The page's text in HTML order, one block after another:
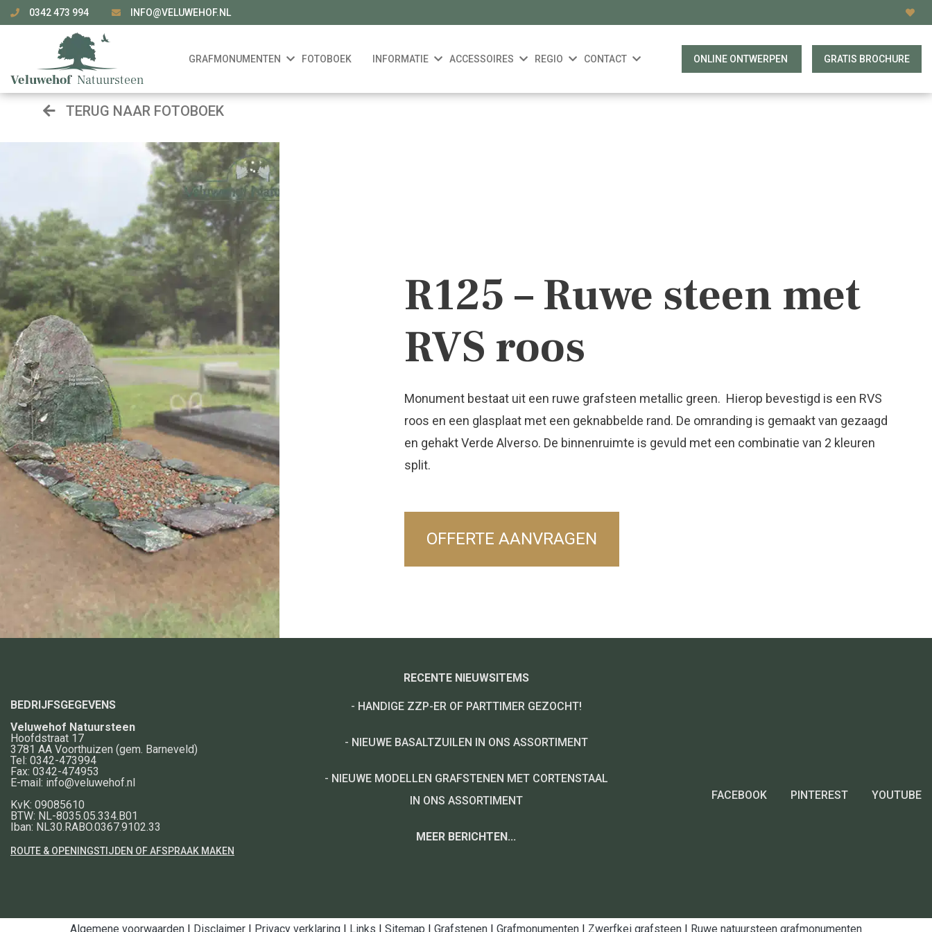
0342 473 994 INFO@VELUWEHOF.NL
GRAFMONUMENTEN FOTOBOEK INFORMATIE ACCESSOIRES REGIO CONTACT ONLINE ONTWERPEN GRATIS BROCHURE
TERUG NAAR FOTOBOEK
R125 – Ruwe steen met
RVS roos
Monument bestaat uit een ruwe grafsteen metallic green. Hierop bevestigd is een RVS
roos en een glasplaat met een geknabbelde rand. De omranding is gemaakt van gezaagd
en gehakt Verde Alverso. De binnenruimte is gevuld met een combinatie van 2 kleuren
split.
OFFERTE AANVRAGEN
BEDRIJFSGEGEVENS
Veluwehof Natuursteen
Hoofdstraat 17
3781 AA Voorthuizen (gem. Barneveld)
Tel: 0342-473994
Fax: 0342-474953
E-mail: info@veluwehof.nl
KvK: 09085610
BTW: NL-8035.05.334.B01
Iban: NL30.RABO.0367.9102.33
ROUTE & OPENINGSTIJDEN OF AFSPRAAK MAKEN
RECENTE NIEUWSITEMS
- HANDIGE ZZP-ER OF PARTTIMER GEZOCHT!
- NIEUWE BASALTZUILEN IN ONS ASSORTIMENT
- NIEUWE MODELLEN GRAFSTENEN MET CORTENSTAAL
IN ONS ASSORTIMENT
MEER BERICHTEN...
FACEBOOK PINTEREST YOUTUBE
Algemene voorwaarden | Disclaimer | Privacy verklaring | Links | Sitemap | Grafstenen | Grafmonumenten | Zwerfkei grafsteen | Ruwe natuursteen grafmonumenten